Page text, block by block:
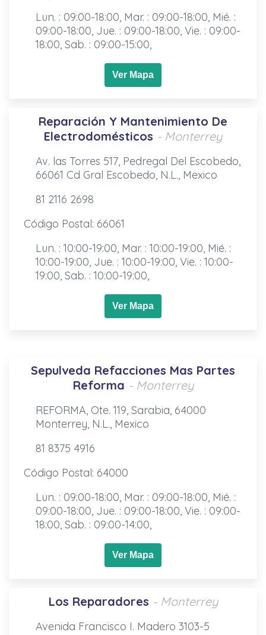
Lun. : 09:00-18:00, Mar. : 09:00-18:00, Mié. :
09:00-18:00, Jue. : 09:00-18:00, Vie. : 09:00-
18:00, Sab. : 09:00-15:00,
Ver Mapa
Reparación Y Mantenimiento De
Electrodomésticos - Monterrey
Av. las Torres 517, Pedregal Del Escobedo,
66061 Cd Gral Escobedo, N.L., Mexico
81 2116 2698
Código Postal: 66061
Lun. : 10:00-19:00, Mar. : 10:00-19:00, Mié. :
10:00-19:00, Jue. : 10:00-19:00, Vie. : 10:00-
19:00, Sab. : 10:00-19:00,
Ver Mapa
Sepulveda Refacciones Mas Partes
Reforma - Monterrey
REFORMA, Ote. 119, Sarabia, 64000
Monterrey, N.L., Mexico
81 8375 4916
Código Postal: 64000
Lun. : 09:00-18:00, Mar. : 09:00-18:00, Mié. :
09:00-18:00, Jue. : 09:00-18:00, Vie. : 09:00-
18:00, Sab. : 09:00-14:00,
Ver Mapa
Los Reparadores - Monterrey
Avenida Francisco I. Madero 3103-5